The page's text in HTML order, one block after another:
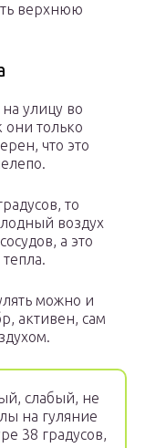
верхнюю
улицу во
они только
что это
то
воздух
а это
можно и
активен, сам
слабый, не
на гуляние
38 градусов,